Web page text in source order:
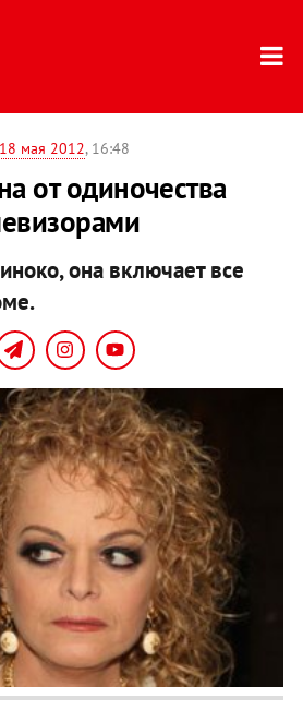
18 мая 2012, 16:48
от одиночества
она включает все